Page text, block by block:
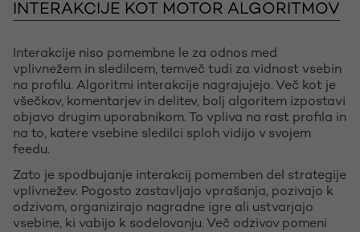
INTERAKCIJE KOT MOTOR ALGORITMOV
Interakcije niso pomembne le za odnos med
vplivnežem in sledilcem, temveč tudi za vidnost vsebin
na profilu. Algoritmi interakcije nagrajujejo. Več kot je
všečkov, komentarjev in delitev, bolj algoritem izpostavi
objavo drugim uporabnikom. To vpliva na rast profila in
na to, katere vsebine sledilci sploh vidijo v svojem
feedu.
Zato je spodbujanje interakcij pomemben del strategije
vplivnežev. Pogosto zastavljajo vprašanja, pozivajo k
odzivom, organizirajo nagradne igre ali ustvarjajo
vsebine, ki vabijo k sodelovanju. Več odzivov pomeni